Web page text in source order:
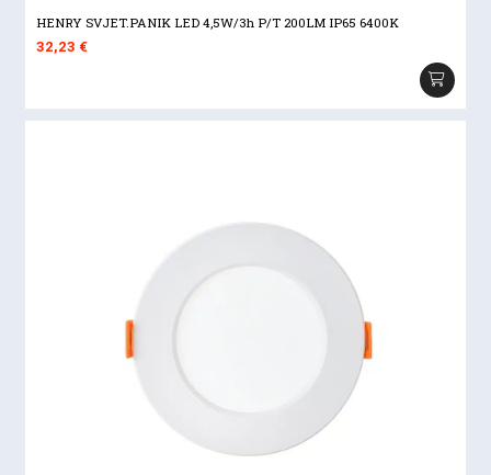
HENRY SVJET.PANIK LED 4,5W/3h P/T 200LM IP65 6400K
32,23€